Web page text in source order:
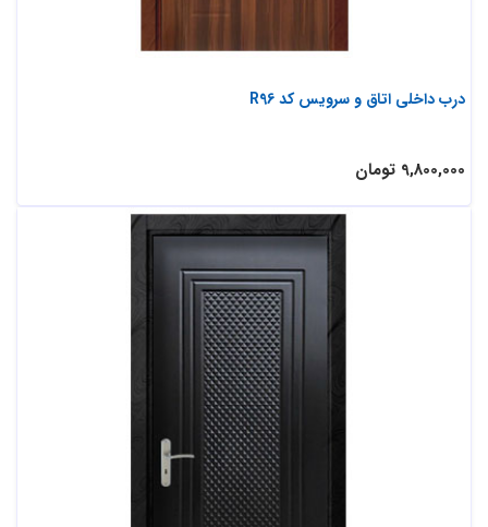
درب داخلی اتاق و سرویس کد R96
9,800,000 تومان